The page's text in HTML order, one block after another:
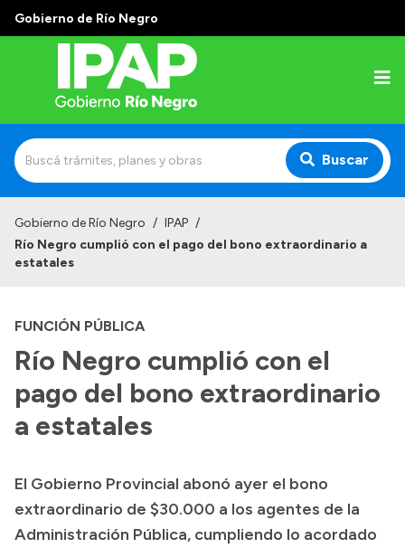
Gobierno de Río Negro
Buscar
Institucional
Autoridades
Alumnos
Docentes y Capacitadores
Delegaciones
Accesos directos
Gobierno de Río Negro / IPAP /
Río Negro cumplió con el pago del bono extraordinario a
estatales
FUNCIÓN PÚBLICA
Río Negro cumplió con el
pago del bono extraordinario
a estatales
El Gobierno Provincial abonó ayer el bono
extraordinario de $30.000 a los agentes de la
Administración Pública, cumpliendo lo acordado